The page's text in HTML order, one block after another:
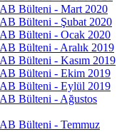
AB Bülteni - Mart 2020
AB Bülteni - Şubat 2020
AB Bülteni - Ocak 2020
AB Bülteni - Aralık 2019
Bülteni - Kasım 2019
AB Bülteni - Ekim 2019
AB Bülteni - Eylül 2019
AB Bülteni - Ağustos
AB Bülteni - Temmuz